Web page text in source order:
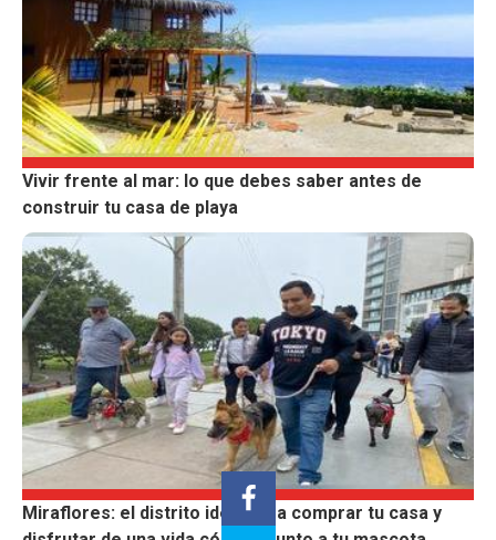
Vivir frente al mar: lo que debes saber antes de
construir tu casa de playa
Miraflores: el distrito ideal para comprar tu casa y